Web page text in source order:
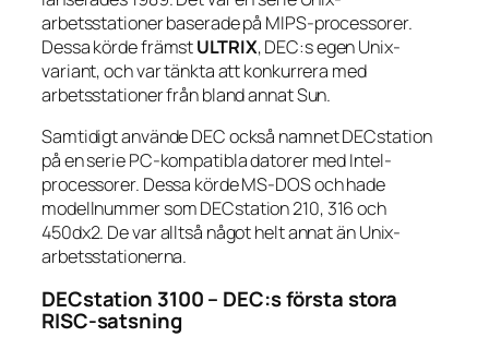
arbetsstationer baserade på MIPS-processorer.
Dessa körde främstULTRIX, DEC:s egen Unix-
variant, och var tänkta att konkurrera med
arbetsstationer från bland annat Sun.
Samtidigt använde DEC också namnet DECstation
på en serie PC-kompatibla datorer med Intel-
processorer. Dessa körde MS-DOS och hade
modellnummer som DECstation 210, 316 och
450dx2. De var alltså något helt annat än Unix-
arbetsstationerna.
DECstation 3100 – DEC:s första stora
RISC-satsning